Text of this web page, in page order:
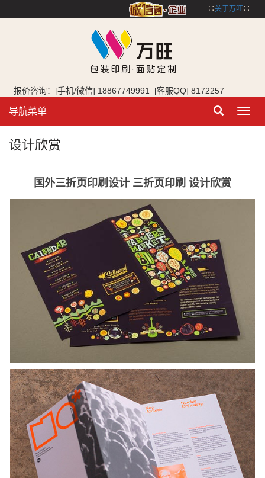
∷ 关于万旺∷
报价咨询：[手机/微信] 18867749991 [客服QQ] 8172257
导航菜单
设计欣赏
国外三折页印刷设计 三折页印刷 设计欣赏